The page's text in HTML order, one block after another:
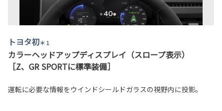
トヨタ初＊ 1
カラーヘッドアップディスプレイ（スロープ表示）
［Z、GR SPORTに標準装備］
運転に必要な情報をウインドシールドガラスの視野内に投影。